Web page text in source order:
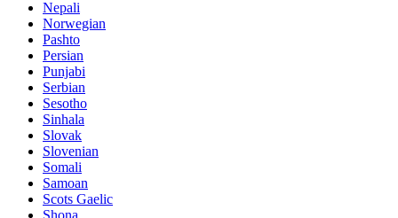
Nepali
Norwegian
Pashto
Persian
Punjabi
Serbian
Sesotho
Sinhala
Slovak
Slovenian
Somali
Samoan
Scots Gaelic